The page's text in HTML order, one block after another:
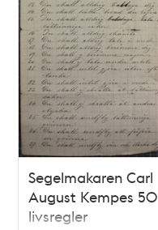
Segelmakaren Carl
August Kempes 50
livsregler